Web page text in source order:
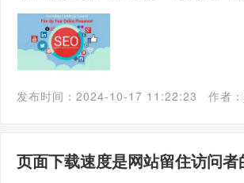
发布时间：2024-10-17 11:22:23 作者
页面下载速度是网站留住访问